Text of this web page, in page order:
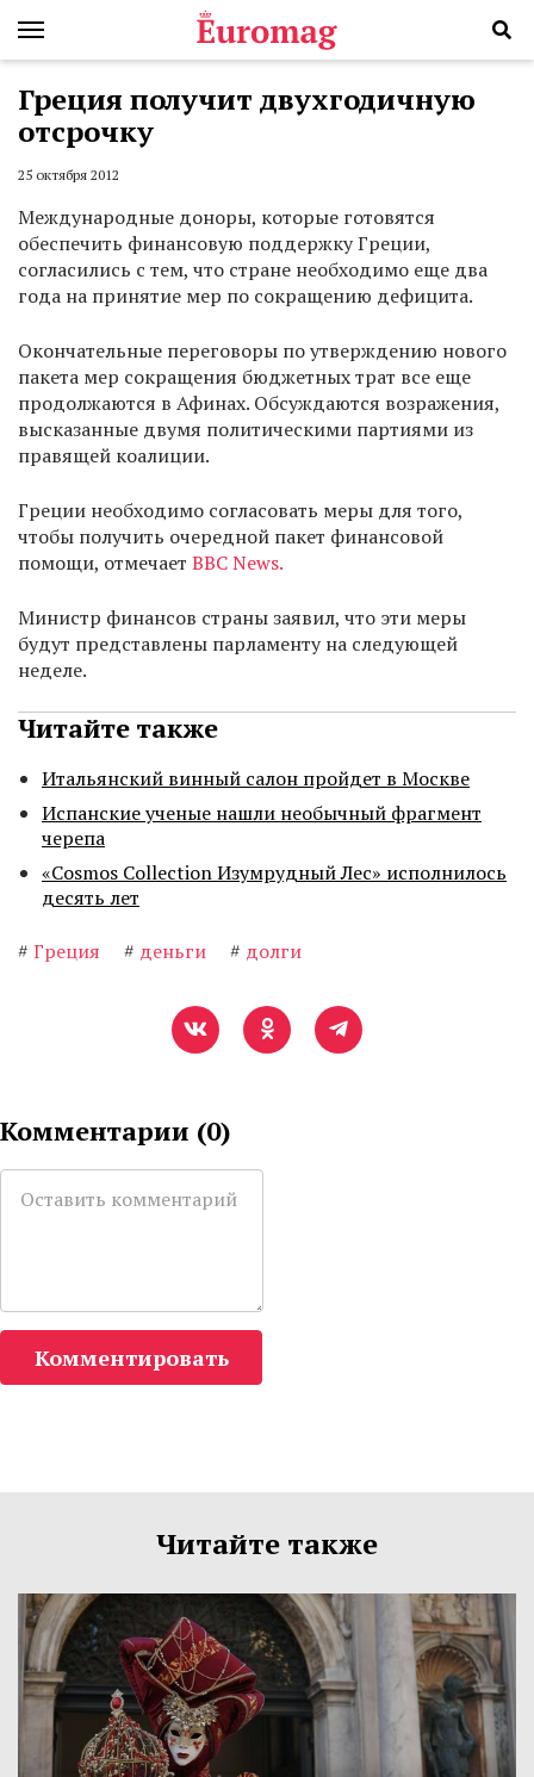
Греция получит двухгодичную
отсрочку
25 октября 2012
Международные доноры, которые готовятся
обеспечить финансовую поддержку Греции,
согласились с тем, что стране необходимо еще два
года на принятие мер по сокращению дефицита.
Окончательные переговоры по утверждению нового
пакета мер сокращения бюджетных трат все еще
продолжаются в Афинах. Обсуждаются возражения,
высказанные двумя политическими партиями из
правящей коалиции.
Греции необходимо согласовать меры для того,
чтобы получить очередной пакет финансовой
помощи, отмечает BBC News.
Министр финансов страны заявил, что эти меры
будут представлены парламенту на следующей
неделе.
Читайте также
Итальянский винный салон пройдет в Москве
Испанские ученые нашли необычный фрагмент
черепа
«Cosmos Collection Изумрудный Лес» исполнилось
десять лет
# Греция # деньги # долги
Комментарии (0)
Комментировать
Читайте также